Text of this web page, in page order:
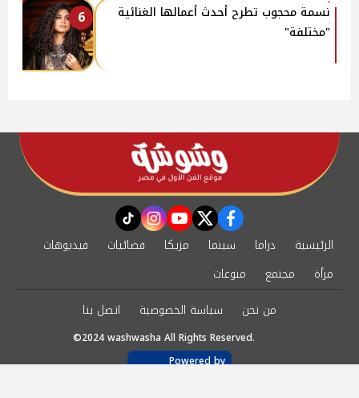
6
نسمة محجوب تطرح أحدث أعمالها الغنائية
"مختلفة"
facebook
twitter
youtube
instagram
tiktok
الرئيسية دراما سينما مزيكا فضائيات
فيديوهات
مرأة
مجتمع
منوعات
من نحن
سياسة الخصوصية اتصل بنا
©2024 washwasha All Rights Reserved.
Powered by